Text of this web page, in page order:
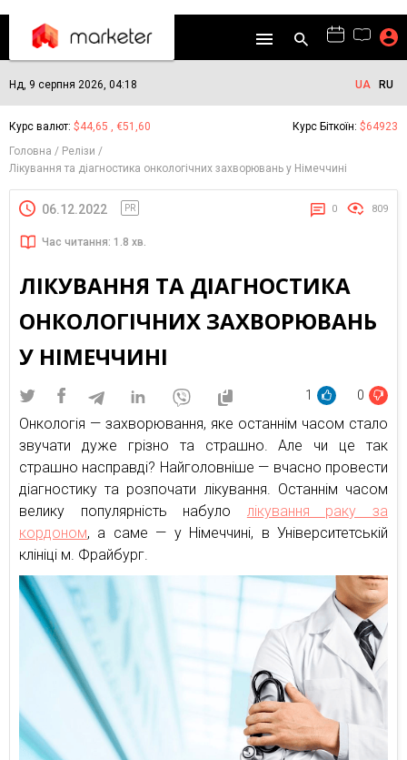
Нд, 9 серпня 2026, 04:18 UA RU
Курс валют: $44,65 , €51,60 Курс Біткоїн: $64923
Головна
Релізи
Лікування та діагностика онкологічних захворювань у Німеччині
06.12.2022 PR 0 809
Час читання: 1.8 хв.
ЛІКУВАННЯ ТА ДІАГНОСТИКА
ОНКОЛОГІЧНИХ ЗАХВОРЮВАНЬ
У НІМЕЧЧИНІ
1 0
Онкологія — захворювання, яке останнім часом стало
звучати дуже грізно та страшно. Але чи це так
страшно насправді? Найголовніше — вчасно провести
діагностику та розпочати лікування. Останнім часом
велику популярність набуло лікування раку за
кордоном, а саме — у Німеччині, в Університетській
клініці м. Фрайбург.